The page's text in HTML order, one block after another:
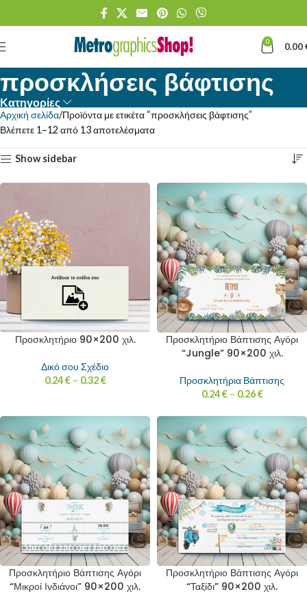
0 0.00
προσκλήσεις βάφτισης
Κατηγορίες
Αρχική σελίδα Προϊόντα με ετικέτα “προσκλήσεις βάφτισης”
Βλέπετε 1–12 από 13 αποτελέσματα
Show sidebar
Προσκλητήριο 90×200 χιλ.
Δικό σου Σχέδιο
0.24€ – 0.32€
Προσκλητήριο Βάπτισης Αγόρι
“Jungle” 90×200 χιλ.
Προσκλητήρια Βάπτισης
0.24€ – 0.26€
Προσκλητήριο Βάπτισης Αγόρι
“Μικροί Ινδιάνοι” 90×200 χιλ.
Προσκλητήριο Βάπτισης Αγόρι
“Ταξίδι” 90×200 χιλ.